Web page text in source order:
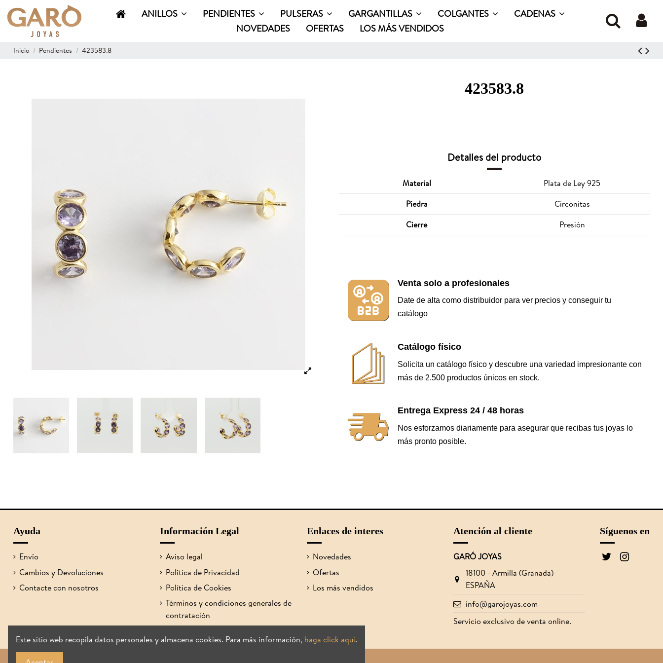
ANILLOS PENDIENTES PULSERAS GARGANTILLAS COLGANTES
CADENAS
NOVEDADES
OFERTAS LOS MÁS VENDIDOS
Inicio Pendientes 423583.8
423583.8
Detalles del producto
Material
Plata de Ley 925
Piedra
Circonitas
Cierre
Presión
Venta solo a profesionales
Date de alta como distribuidor para ver precios y conseguir tu
catálogo
Catálogo físico
Solicita un catálogo físico y descubre una variedad impresionante con
más de 2.500 productos únicos en stock.
Entrega Express 24 / 48 horas
Nos esforzamos diariamente para asegurar que recibas tus joyas lo
más pronto posible.
Ayuda
Envío
Cambios y Devoluciones
Contacte con nosotros
Información Legal
Aviso legal
Política de Privacidad
Política de Cookies
Términos y condiciones generales de
contratación
Enlaces de interes
Novedades
Ofertas
Los más vendidos
Atención al cliente
GARÓ JOYAS
18100 - Armilla (Granada)
ESPAÑA
info@garojoyas.com
Servicio exclusivo de venta online.
Síguenos en
Este sitio web recopila datos personales y almacena cookies. Para más información, haga click aqui.